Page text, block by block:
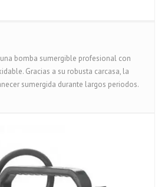
una bomba sumergible profesional con
Gracias a su robusta carcasa, la
sumergida durante largos periodos.